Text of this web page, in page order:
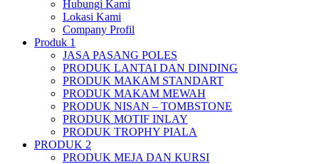
Hubungi Kami
Lokasi Kami
Company Profil
Produk 1
JASA PASANG POLES
PRODUK LANTAI DAN DINDING
PRODUK MAKAM STANDART
PRODUK MAKAM MEWAH
PRODUK NISAN – TOMBSTONE
PRODUK MOTIF INLAY
PRODUK TROPHY PIALA
PRODUK 2
PRODUK MEJA DAN KURSI